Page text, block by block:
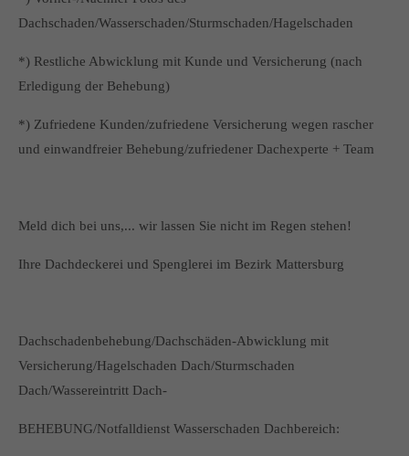
Dachschaden/Wasserschaden/Sturmschaden/Hagelschaden
*) Restliche Abwicklung mit Kunde und Versicherung (nach
Erledigung der Behebung)
*) Zufriedene Kunden/zufriedene Versicherung wegen rascher
und einwandfreier Behebung/zufriedener Dachexperte + Team
Meld dich bei uns,... wir lassen Sie nicht im Regen stehen!
Ihre Dachdeckerei und Spenglerei im Bezirk Mattersburg
Dachschadenbehebung/Dachschäden-Abwicklung mit
Versicherung/Hagelschaden Dach/Sturmschaden
Dach/Wassereintritt Dach-
BEHEBUNG/Notfalldienst Wasserschaden Dachbereich: